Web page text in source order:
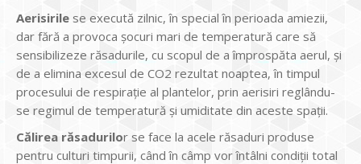
Aerisirile se execută zilnic, în special în perioada amiezii,
dar fără a provoca şocuri mari de temperatură care să
sensibilizeze răsadurile, cu scopul de a împrospăta aerul, și
de a elimina excesul de CO2 rezultat noaptea, în timpul
procesului de respirație al plantelor, prin aerisiri reglându-
se regimul de temperatură și umiditate din aceste spații.
Călirea răsadurilor se face la acele răsaduri produse
pentru culturi timpurii, când în câmp vor întâlni condiții total